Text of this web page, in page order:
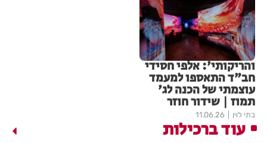
והריקותי': אלפי חסידי
חב"ד התאספו למעמד
עוצמתי של הכנה לג'
תמוז | שידור חוזר
בתי לוין 11.06.26
עוד ברכילות